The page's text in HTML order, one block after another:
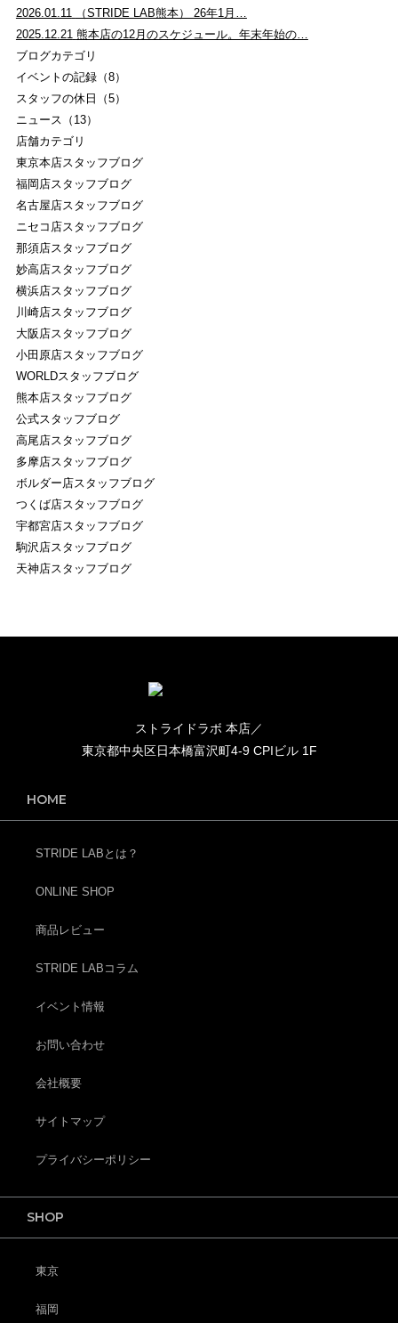
2026.01.11
（STRIDE LAB熊本） 26年1月…
2025.12.21 熊本店の12月のスケジュール。年末年始の…
ブログカテゴリ
イベントの記録（8）
スタッフの休日（5）
ニュース（13）
店舗カテゴリ
東京本店スタッフブログ
福岡店スタッフブログ
名古屋店スタッフブログ
ニセコ店スタッフブログ
那須店スタッフブログ
妙高店スタッフブログ
横浜店スタッフブログ
川崎店スタッフブログ
大阪店スタッフブログ
小田原店スタッフブログ
WORLDスタッフブログ
熊本店スタッフブログ
公式スタッフブログ
高尾店スタッフブログ
多摩店スタッフブログ
ボルダー店スタッフブログ
つくば店スタッフブログ
宇都宮店スタッフブログ
駒沢店スタッフブログ
天神店スタッフブログ
ストライドラボ 本店／
東京都中央区日本橋富沢町4-9 CPIビル 1F
HOME
STRIDE LABとは？
ONLINE SHOP
商品レビュー
STRIDE LABコラム
イベント情報
お問い合わせ
会社概要
サイトマップ
プライバシーポリシー
SHOP
東京
福岡